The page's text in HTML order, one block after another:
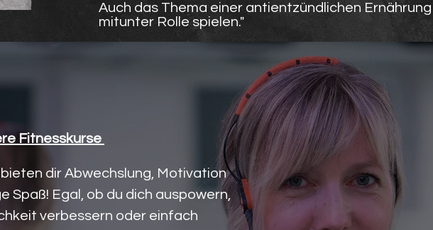
Auch das Thema einer antientzündlichen
mitunter Rolle spielen."
Fitnesskurse
dir Abwechslung, Motivation
Spaß! Egal, ob du dich auspowern,
verbessern oder einfach